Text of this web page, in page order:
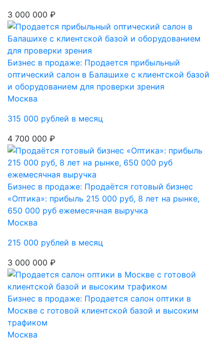
3 000 000 ₽
Бизнес в продаже: Продается прибыльный
оптический салон в Балашихе с клиентской базой
и оборудованием для проверки зрения
Москва
315 000 рублей в месяц
4 700 000 ₽
Бизнес в продаже: Продаётся готовый бизнес
«Оптика»: прибыль 215 000 руб, 8 лет на рынке,
650 000 руб ежемесячная выручка
Москва
215 000 рублей в месяц
3 000 000 ₽
Бизнес в продаже: Продается салон оптики в
Москве с готовой клиентской базой и высоким
трафиком
Москва